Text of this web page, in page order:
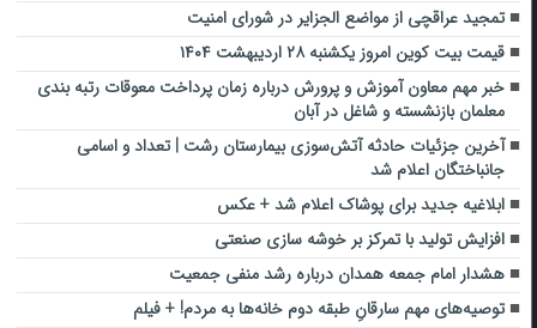
تمجید عراقچی از مواضع الجزایر در شورای امنیت
قیمت بیت کوین امروز یکشنبه ۲۸ اردیبهشت ۱۴۰۴
خبر مهم معاون آموزش و پرورش درباره زمان پرداخت معوقات رتبه بندی
معلمان بازنشسته و شاغل در آبان
آخرین جزئیات حادثه آتش‌سوزی بیمارستان رشت | تعداد و اسامی
جانباختگان اعلام شد
ابلاغیه جدید برای پوشاک اعلام شد + عکس
افزایش تولید با تمرکز بر خوشه سازی صنعتی
هشدار امام جمعه همدان درباره رشد منفی جمعیت
توصیه‌های مهم سارقانِ طبقه دوم خانه‌ها به مردم! + فیلم